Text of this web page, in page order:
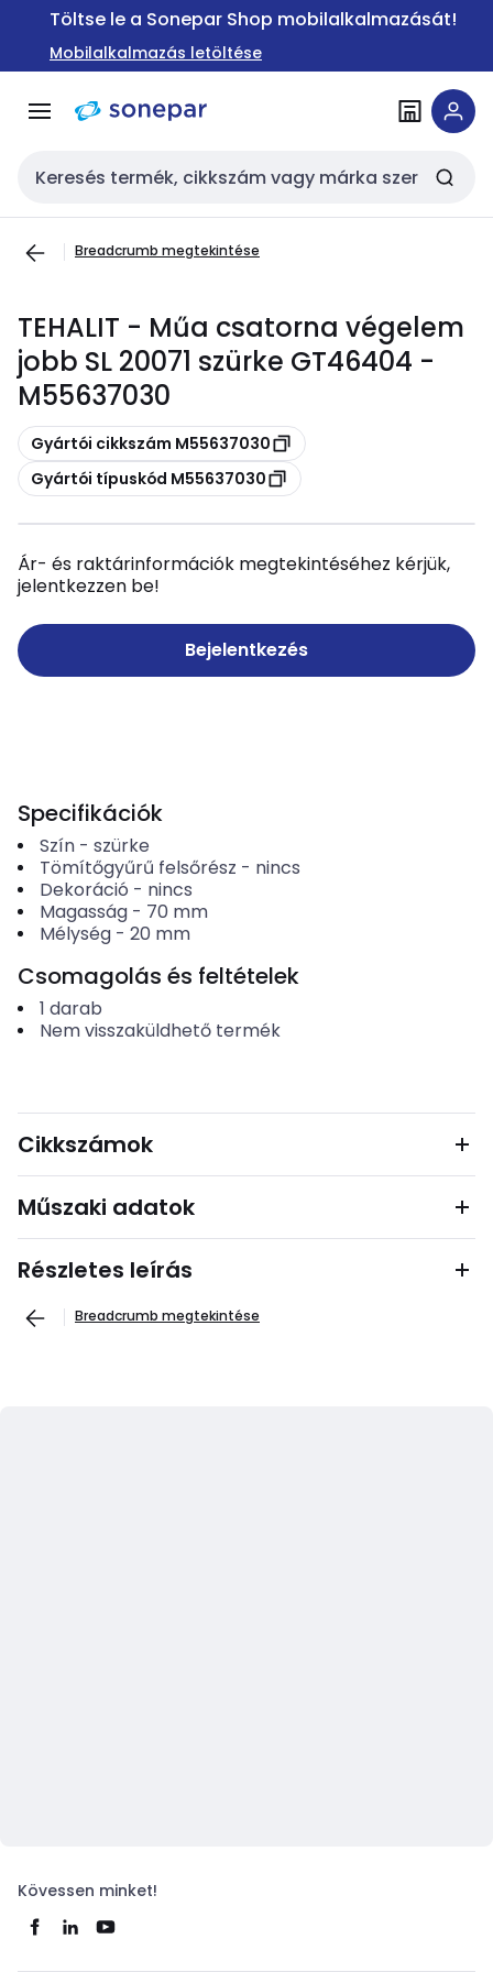
Ugrás a
Ugrás a
tartalomra
Töltse le a Sonepar Shop mobilalkalmazását!
Mobilalkalmazás letöltése
Keresési bemenet
Breadcrumb megtekintése
TEHALIT - Műa csatorna végelem
jobb SL 20071 szürke GT46404 -
M55637030
Másolás
Gyártói cikkszám M55637030
Másolás
Gyártói típuskód M55637030
Ár- és raktárinformációk megtekintéséhez kérjük,
jelentkezzen be!
Bejelentkezés
Specifikációk
Szín- szürke
Tömítőgyűrű felsőrész - nincs
Dekoráció - nincs
Magasság- 70 mm
Mélység- 20 mm
Csomagolás és feltételek
1 darab
Nem visszaküldhető termék
Cikkszámok
Műszaki adatok
Részletes leírás
Breadcrumb megtekintése
Kövessen minket!